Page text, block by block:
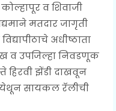
व शिवाजी
मतदार जागृती
अधीष्ठाता
व उपजिल्हा निवडणूक
हिरवी झेंडी दाखवून
येथून सायकल रॅलीची